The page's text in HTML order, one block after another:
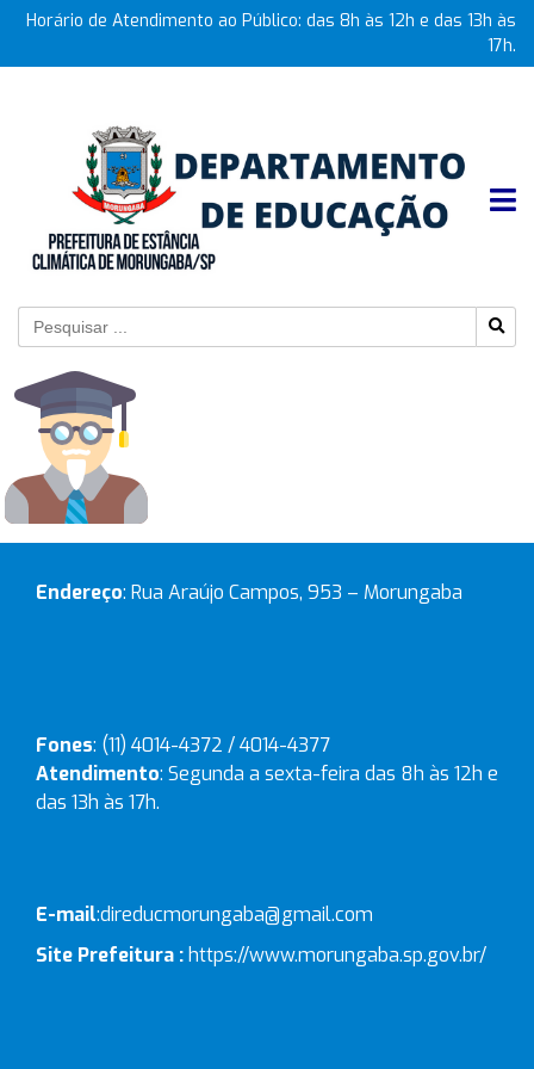
Horário de Atendimento ao Público: das 8h às 12h e das 13h às
17h.
Endereço: Rua Araújo Campos, 953 – Morungaba
Fones: (11) 4014-4372 / 4014-4377
Atendimento: Segunda a sexta-feira das 8h às 12h e
das 13h às 17h.
E-mail:direducmorungaba@gmail.com
Site Prefeitura :https://www.morungaba.sp.gov.br/